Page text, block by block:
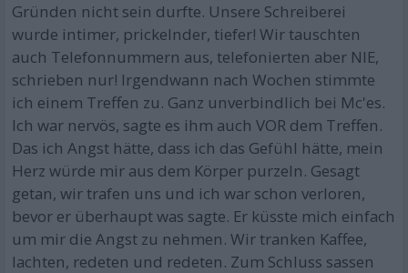
Gründen nicht sein durfte. Unsere Schreiberei
wurde intimer, prickelnder, tiefer! Wir tauschten
auch Telefonnummern aus, telefonierten aber NIE,
schrieben nur! Irgendwann nach Wochen stimmte
ich einem Treffen zu. Ganz unverbindlich bei Mc'es.
Ich war nervös, sagte es ihm auch VOR dem Treffen.
Das ich Angst hätte, dass ich das Gefühl hätte, mein
Herz würde mir aus dem Körper purzeln. Gesagt
getan, wir trafen uns und ich war schon verloren,
bevor er überhaupt was sagte. Er küsste mich einfach
um mir die Angst zu nehmen. Wir tranken Kaffee,
lachten, redeten und redeten. Zum Schluss sassen